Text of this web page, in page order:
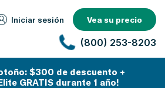
Iniciar sesión Vea su precio
(800) 253-8203
$300 de descuento +
GRATIS durante 1 año!